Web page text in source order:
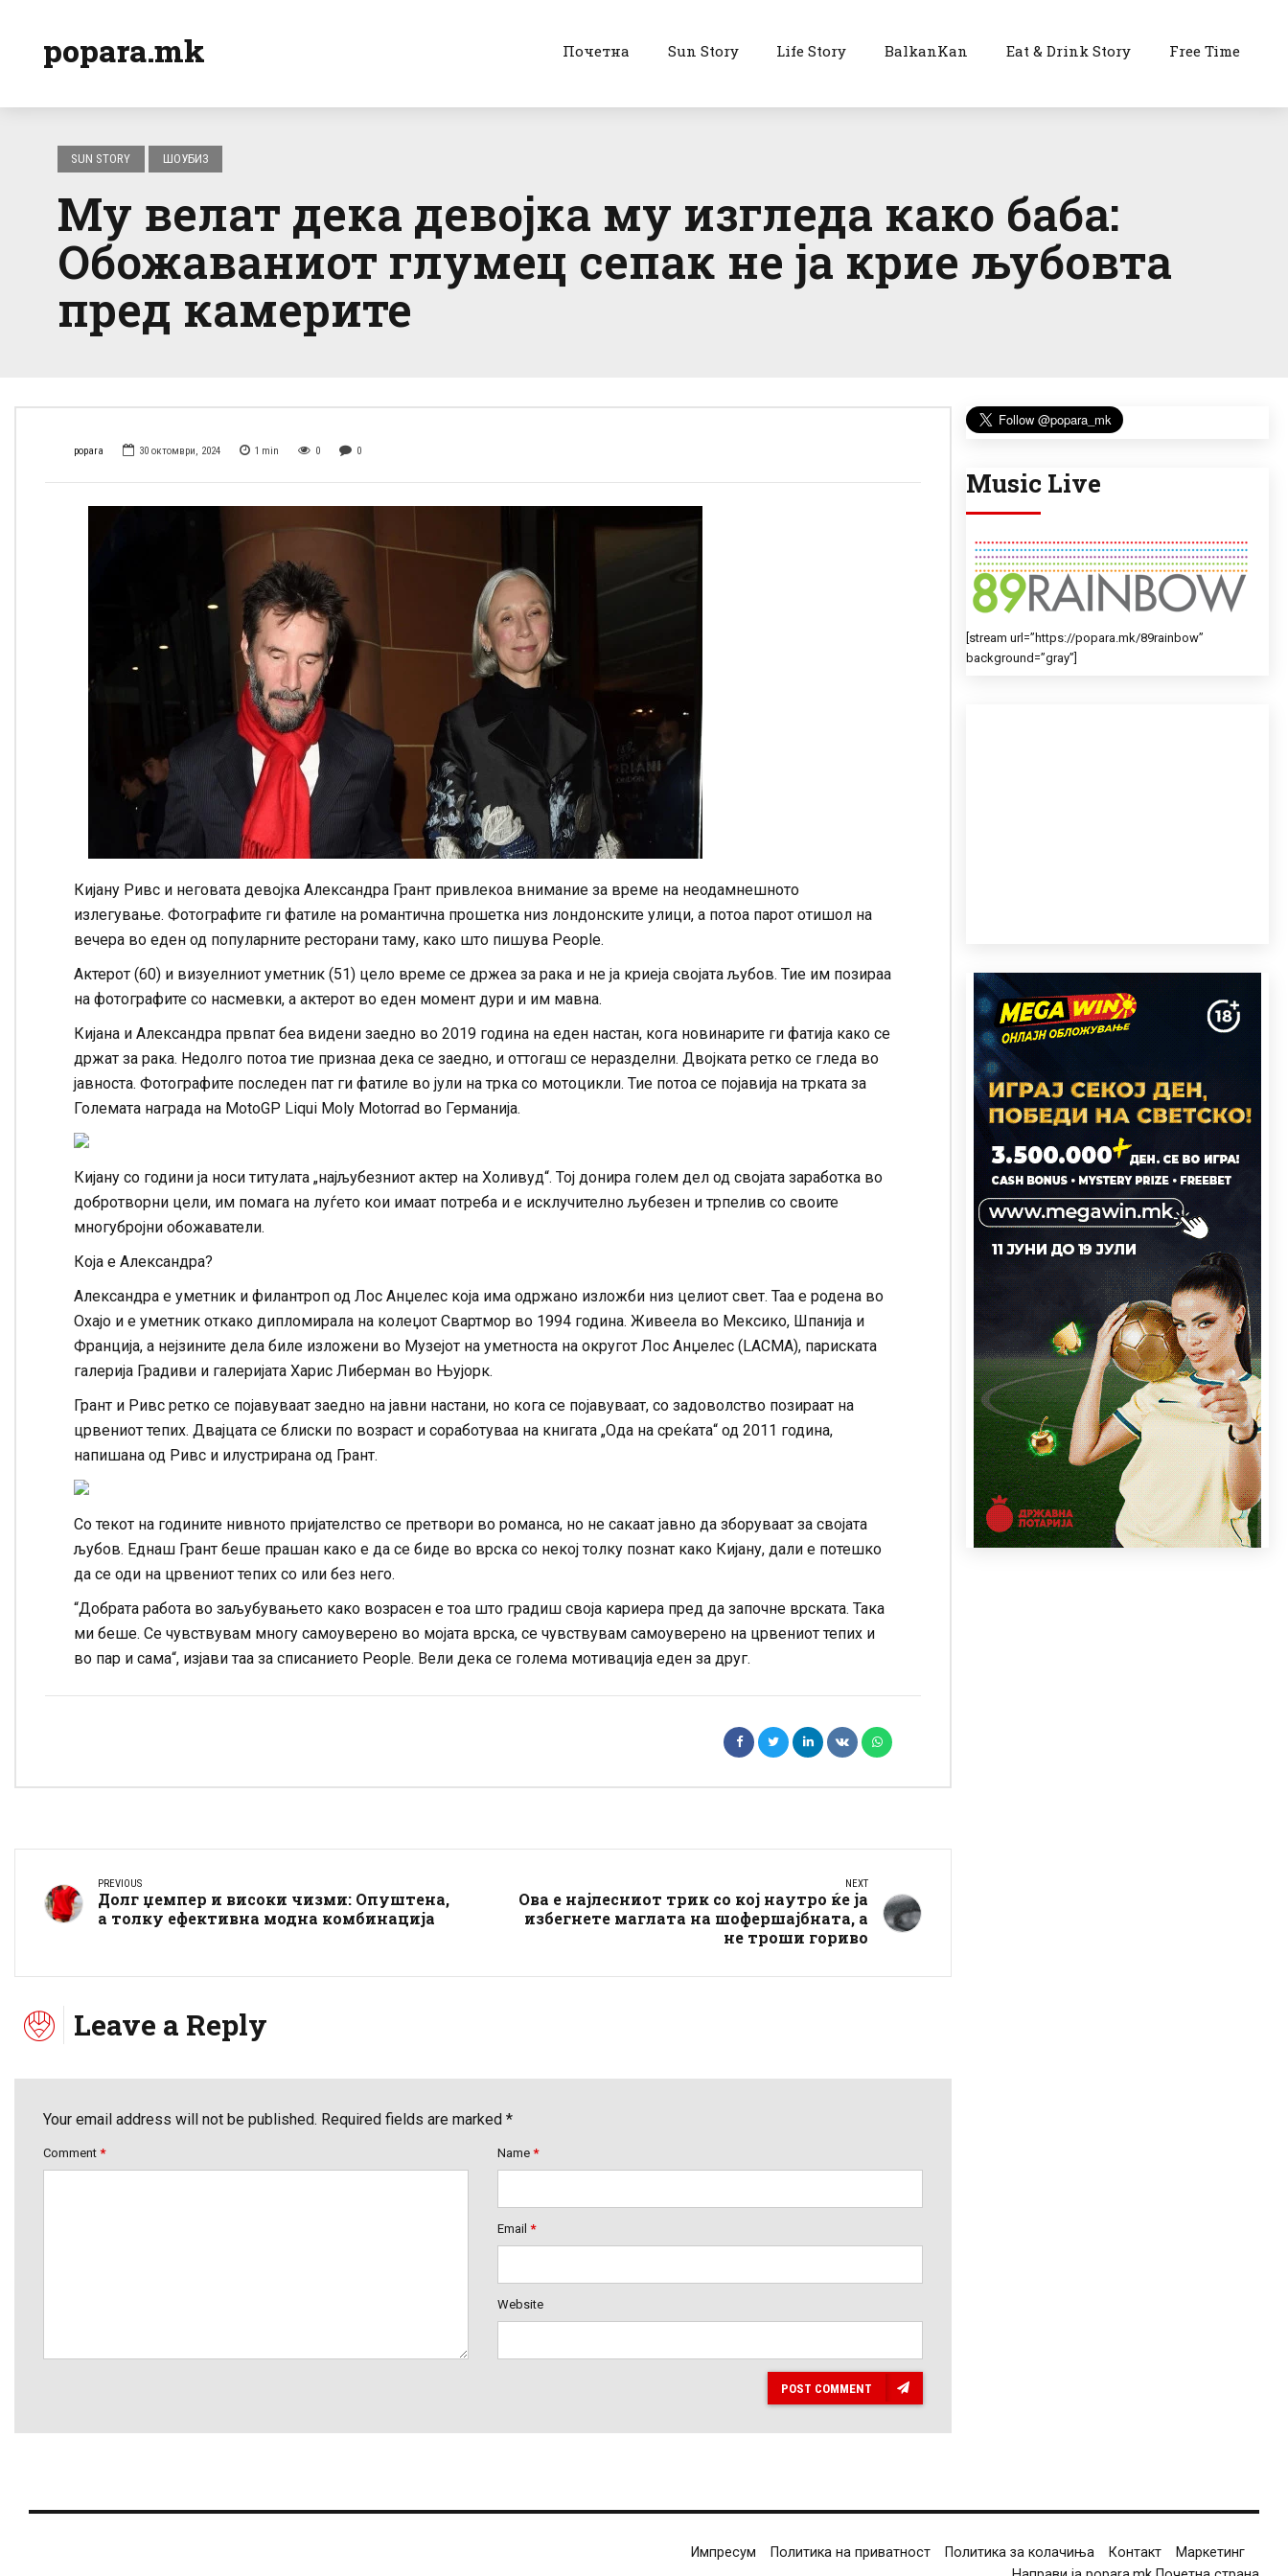
popara.mk Почетна Sun Story Life Story BalkanKan Eat & Drink Story Free Time
SUN STORY ШОУБИЗ
Му велат дека девојка му изгледа како баба:
Обожаваниот глумец сепак не ја крие љубовта
пред камерите
popara 30 октомври, 2024 1 min 0 0
Кијану Ривс и неговата девојка Александра Грант привлекоа внимание за време на неодамнешното
излегување. Фотографите ги фатиле на романтична прошетка низ лондонските улици, а потоа парот отишол на
вечера во еден од популарните ресторани таму, како што пишува People.
Актерот (60) и визуелниот уметник (51) цело време се држеа за рака и не ја криеја својата љубов. Тие им позираа
на фотографите со насмевки, а актерот во еден момент дури и им мавна.
Кијана и Александра првпат беа видени заедно во 2019 година на еден настан, кога новинарите ги фатија како се
држат за рака. Недолго потоа тие признаа дека се заедно, и оттогаш се неразделни. Двојката ретко се гледа во
јавноста. Фотографите последен пат ги фатиле во јули на трка со мотоцикли. Тие потоа се појавија на трката за
Големата награда на MotoGP Liqui Moly Motorrad во Германија.
Кијану со години ја носи титулата „најљубезниот актер на Холивуд“. Тој донира голем дел од својата заработка во
добротворни цели, им помага на луѓето кои имаат потреба и е исклучително љубезен и трпелив со своите
многубројни обожаватели.
Која е Александра?
Александра е уметник и филантроп од Лос Анџелес која има одржано изложби низ целиот свет. Таа е родена во
Охајо и е уметник откако дипломирала на колеџот Свартмор во 1994 година. Живеела во Мексико, Шпанија и
Франција, а нејзините дела биле изложени во Музејот на уметноста на округот Лос Анџелес (LACMA), париската
галерија Градиви и галеријата Харис Либерман во Њујорк.
Грант и Ривс ретко се појавуваат заедно на јавни настани, но кога се појавуваат, со задоволство позираат на
црвениот тепих. Двајцата се блиски по возраст и соработуваа на книгата „Ода на среќата“ од 2011 година,
напишана од Ривс и илустрирана од Грант.
Со текот на годините нивното пријателство се претвори во романса, но не сакаат јавно да зборуваат за својата
љубов. Еднаш Грант беше прашан како е да се биде во врска со некој толку познат како Кијану, дали е потешко
да се оди на црвениот тепих со или без него.
“Добрата работа во заљубувањето како возрасен е тоа што градиш своја кариера пред да започне врската. Така
ми беше. Се чувствувам многу самоуверено во мојата врска, се чувствувам самоуверено на црвениот тепих и
во пар и сама“, изјави таа за списанието People. Вели дека се голема мотивација еден за друг.
PREVIOUS
Долг џемпер и високи чизми: Опуштена,
а толку ефективна модна комбинација
NEXT
Ова е најлесниот трик со кој наутро ќе ја
избегнете маглата на шофершајбната, а
не троши гориво
Leave a Reply
Your email address will not be published. Required fields are marked *
Comment * Name *
Email *
Website
POST COMMENT
Music Live
[stream url=”https://popara.mk/89rainbow”
background=”gray”]
Импресум Политика на приватност Политика за колачиња Контакт
Маркетинг